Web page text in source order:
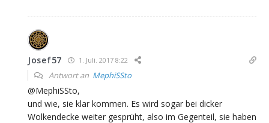
Josef57 1. Juli. 2017 8:22
Antwort an MephiSSto
@MephiSSto,
und wie, sie klar kommen. Es wird sogar bei dicker
Wolkendecke weiter gesprüht, also im Gegenteil, sie haben